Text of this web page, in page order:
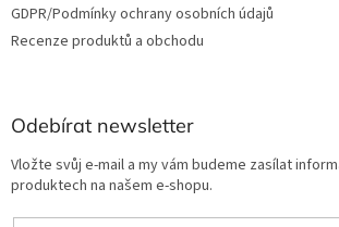
GDPR/Podmínky ochrany osobních údajů
Recenze produktů a obchodu
Odebírat newsletter
Vložte svůj e-mail a my vám budeme zasílat
produktech na našem e-shopu.